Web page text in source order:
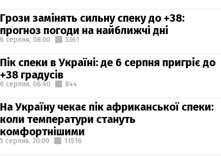
Грози замінять сильну спеку до +38:
прогноз погоди на найближчі дні
6 серпня, 08:00 3361
Пік спеки в Україні: де 6 серпня пригріє до
+38 градусів
6 серпня, 06:40 844
На Україну чекає пік африканської спеки:
коли температури стануть
комфортнішими
5 серпня, 20:00 11516